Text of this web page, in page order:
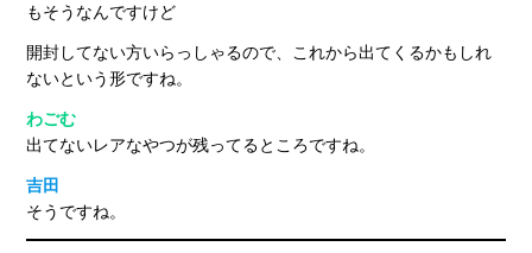
もそうなんですけど
開封してない方いらっしゃるので、これから出てくるかもしれ
ないという形ですね。
わごむ
出てないレアなやつが残ってるところですね。
吉田
そうですね。